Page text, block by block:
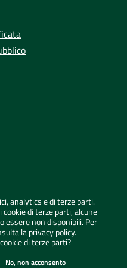
i diritti riservati
analytics e di terze parti.
di terze parti, alcune
essere non disponibili. Per
laprivacy policy.
di terze parti?
No, non acconsento